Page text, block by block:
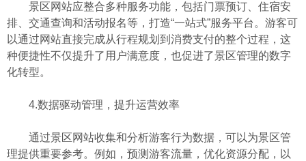
景区网站应整合多种服务功能，包括门票预订、住宿安
排、交通查询和活动报名等，打造“一站式”服务平台。游客可
以通过网站直接完成从行程规划到消费支付的整个过程，这
种便捷性不仅提升了用户满意度，也促进了景区管理的数字
化转型。
4.数据驱动管理，提升运营效率
通过景区网站收集和分析游客行为数据，可以为景区管
理提供重要参考。例如，预测游客流量，优化资源分配，以